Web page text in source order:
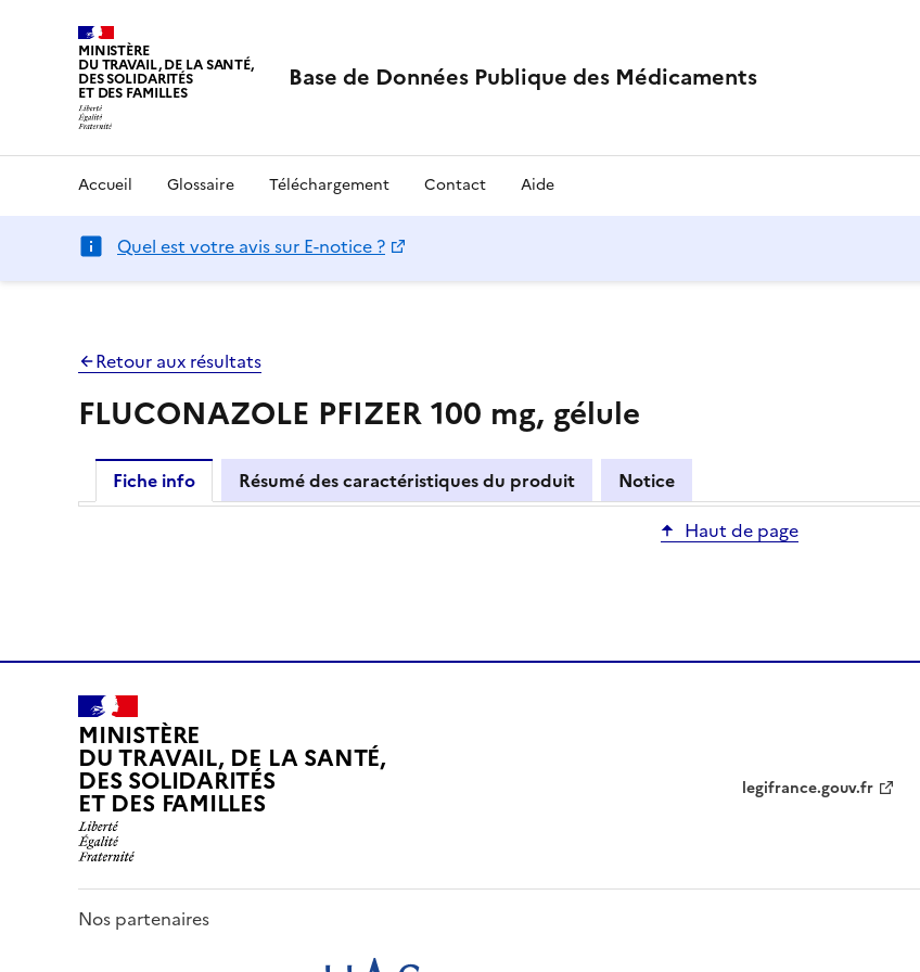
MINISTÈRE
DU TRAVAIL, DE LA SANTÉ,
DES SOLIDARITÉS
ET DES FAMILLES Base de Données Publique des Médicaments
Accueil Glossaire Téléchargement Contact Aide
Quel est votre avis sur E-notice ?
Retour aux résultats
FLUCONAZOLE PFIZER 100 mg, gélule
Fiche info Résumé des caractéristiques du produit
Notice
Haut de page
MINISTÈRE
DU TRAVAIL, DE LA SANTÉ,
DES SOLIDARITÉS
ET DES FAMILLES legifrance.gouv.fr
Nos partenaires